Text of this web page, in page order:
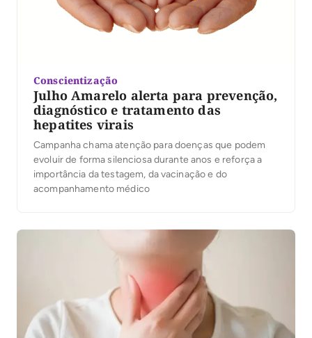
Conscientização
Julho Amarelo alerta para prevenção,
diagnóstico e tratamento das
hepatites virais
Campanha chama atenção para doenças que podem
evoluir de forma silenciosa durante anos e reforça a
importância da testagem, da vacinação e do
acompanhamento médico